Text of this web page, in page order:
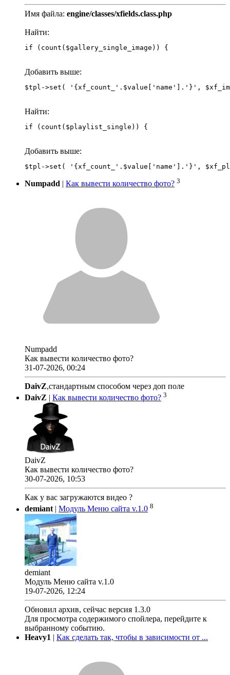
Имя файла: engine/classes/xfields.class.php
Найти:
if (count($gallery_single_image)) {
Добавить выше:
Найти:
if (count($playlist_single)) {
Добавить выше:
Numpadd | Как вывести количество фото? 3
Numpadd
Как вывести количество фото?
31-07-2026, 00:24
DaivZ,стандартным способом через доп поле
DaivZ | Как вывести количество фото? 3
DaivZ
Как вывести количество фото?
30-07-2026, 10:53
Как у вас загружаются видео ?
demiant| Модуль Меню сайта v.1.0 8
demiant
Модуль Меню сайта v.1.0
19-07-2026, 12:24
Обновил архив, сейчас версия 1.3.0
Для просмотра содержимого спойлера, перейдите к
выбранному событию.
Heavy1 | Как сделать так, чтобы в зависимости от ...